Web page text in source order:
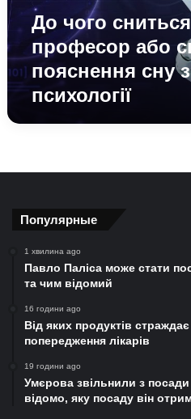
спеціаліст:
пояснення
сну
з
точки
зору
До чого
професор або
пояснення сну
психології
Популярные
1 хвилина ago
Павло Паліса може стати
та чим відомий
16 години ago
Від яких продуктів
попередження лікарів
19 години ago
Умєрова звільнили з
відомо, яку посаду він